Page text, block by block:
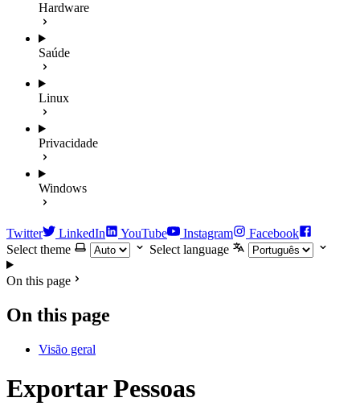
Hardware
Saúde
Linux
Privacidade
Windows
Twitter LinkedIn YouTube Instagram
Facebook
Select theme
Select language
On this page
On this page
Visão geral
Exportar Pessoas